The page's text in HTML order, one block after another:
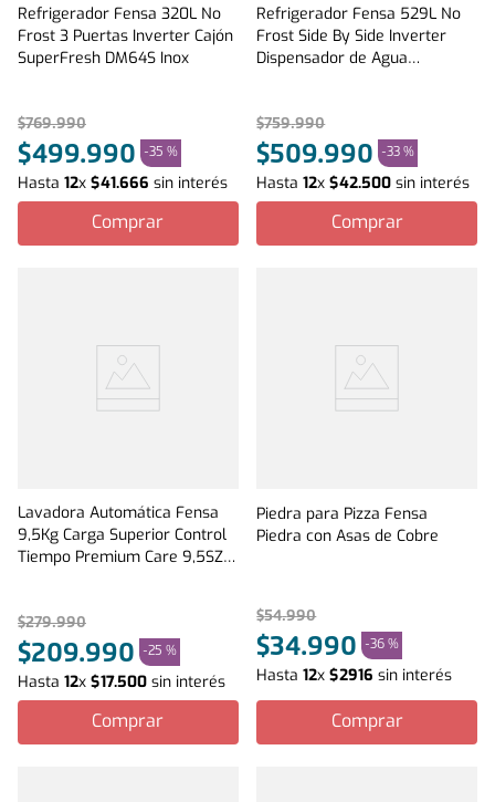
Refrigerador Fensa 320L No
Frost 3 Puertas Inverter Cajón
SuperFresh DM64S Inox
$769.990
$499.990 -35 %
Hasta 12x $41.666 sin interés
Comprar
Refrigerador Fensa 529L No
Frost Side By Side Inverter
Dispensador de Agua
$759.990
$509.990 -33 %
Hasta12x$42.500 sin interés
Comprar
Lavadora Automática Fensa
9,5Kg Carga Superior Control
Tiempo Premium Care 9,5SZ
$279.990
$209.990 -25 %
Hasta 12x $17.500 sin interés
Comprar
Piedra para Pizza Fensa
Piedra con Asas de Cobre
$54.990
$34.990 -36 %
Hasta12x$2916 sin interés
Comprar